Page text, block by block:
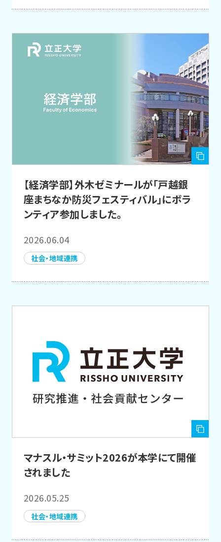
【経済学部】外木ゼミナールが「戸越銀
座まちなか防災フェスティバル」にボラ
ンティア参加しました。
2026.06.04
社会・地域連携
マナスル・サミット2026が本学にて開催
されました
2026.05.25
社会・地域連携